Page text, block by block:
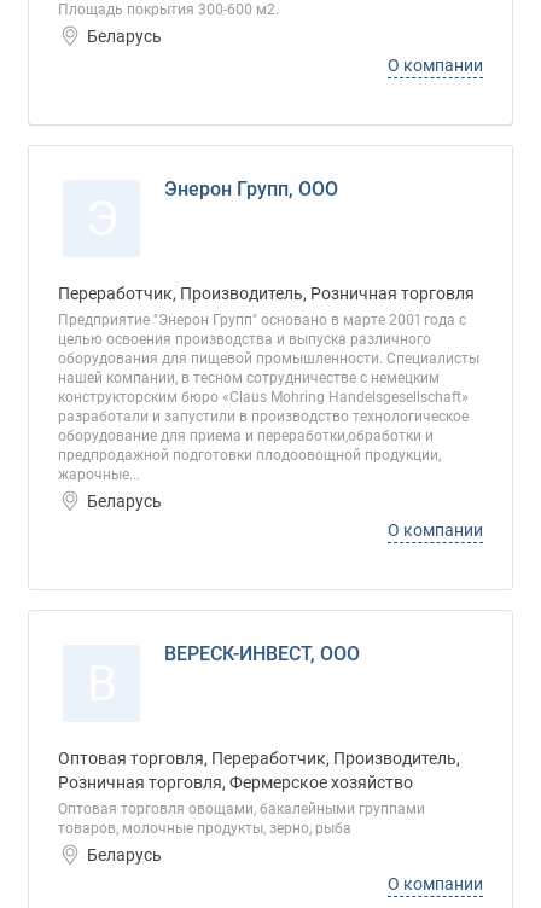
Площадь покрытия 300-600 м2.
Беларусь
О компании
Энерон Групп, ООО
Переработчик, Производитель, Розничная торговля
Предприятие "Энерон Групп" основано в марте 2001 года с
целью освоения производства и выпуска различного
оборудования для пищевой промышленности. Специалисты
нашей компании, в тесном сотрудничестве с немецким
конструкторским бюро «Claus Mohring Handelsgesellschaft»
разработали и запустили в производство технологическое
оборудование для приема и переработки,обработки и
предпродажной подготовки плодоовощной продукции,
жарочные...
Беларусь
О компании
ВЕРЕСК-ИНВЕСТ, ООО
Оптовая торговля, Переработчик, Производитель,
Розничная торговля, Фермерское хозяйство
Оптовая торговля овощами, бакалейными группами
товаров, молочные продукты, зерно, рыба
Беларусь
О компании